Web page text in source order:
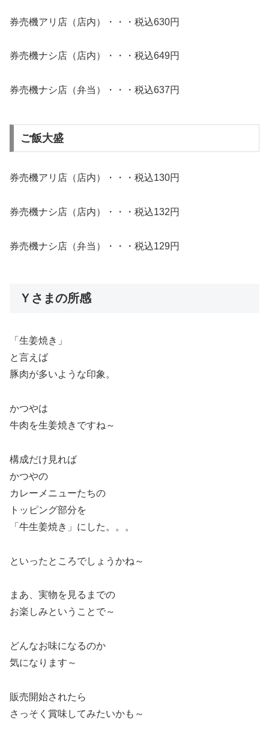
券売機アリ店（店内）・・・税込630円
券売機ナシ店（店内）・・・税込649円
券売機ナシ店（弁当）・・・税込637円
ご飯大盛
券売機アリ店（店内）・・・税込130円
券売機ナシ店（店内）・・・税込132円
券売機ナシ店（弁当）・・・税込129円
Ｙさまの所感
「生姜焼き」
と言えば
豚肉が多いような印象。
かつやは
牛肉を生姜焼きですね～
構成だけ見れば
かつやの
カレーメニューたちの
トッピング部分を
「牛生姜焼き」にした。。。
といったところでしょうかね～
まあ、実物を見るまでの
お楽しみということで～
どんなお味になるのか
気になります～
販売開始されたら
さっそく賞味してみたいかも～